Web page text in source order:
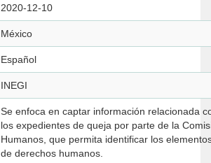
2020-12-10
México
Español
INEGI
Se enfoca en captar información relacionada
los expedientes de queja por parte de la Comisión Nacional de los Derechos
Humanos, que permita identificar los elementos básicos del
de derechos humanos.